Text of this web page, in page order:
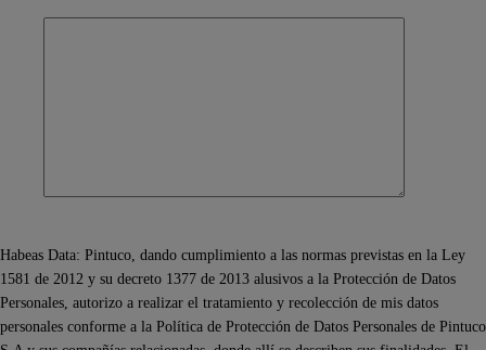
Habeas Data: Pintuco, dando cumplimiento a las normas previstas en la Ley
1581 de 2012 y su decreto 1377 de 2013 alusivos a la Protección de Datos
Personales, autorizo a realizar el tratamiento y recolección de mis datos
personales conforme a la Política de Protección de Datos Personales de Pintuco